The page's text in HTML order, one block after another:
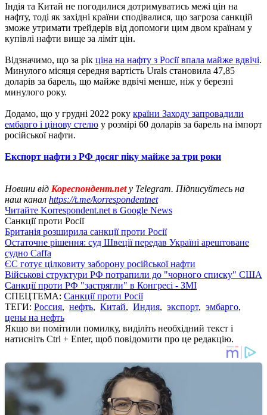
Індія та Китай не погодилися дотримуватись межі цін на
нафту, тоді як західні країни сподівалися, що загроза санкцій
зможе утримати трейдерів від допомоги цим двом країнам у
купівлі нафти вище за ліміт цін.
Відзначимо, що за рік ціна на нафту з Росії впала майже вдвічі.
Минулого місяця середня вартість Urals становила 47,85
доларів за барель, що майже вдвічі менше, ніж у березні
минулого року.
Додамо, що у грудні 2022 року країни Заходу запровадили
ембарго і цінову стелю у розмірі 60 доларів за барель на імпорт
російської нафти.
Експорт нафти з РФ досяг піку майже за три роки
Новини від Кореспондент.netу Telegram. Підписуйтесь на
наш канал https://t.me/korrespondentnet
Читайте Korrespondent.net в Google News
Санкції проти Росії
Британія розширила санкції проти Росії
Остаточне рішення: суд Швеції передав Україні арештоване
судно Caffa
ЄС готує цілковиту заборону російської нафти
Військові структури РФ потрапили до "чорного списку" США
Санкції проти РФ "застрягли" в Конгресі - ЗМІ
СПЕЦТЕМА: Санкції проти Росії
ТЕГИ: Россия, нефть, Китай, Индия, экспорт, эмбарго,
цены на нефть
Якщо ви помітили помилку, виділіть необхідний текст і
натисніть Ctrl + Enter, щоб повідомити про це редакцію.